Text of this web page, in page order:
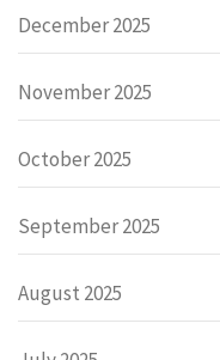
December 2025
November 2025
October 2025
September 2025
August 2025